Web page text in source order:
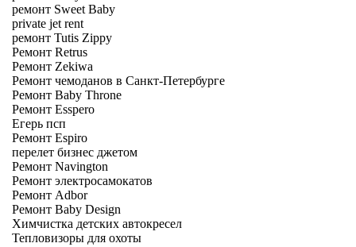
ремонт Sweet Baby
private jet rent
ремонт Tutis Zippy
Ремонт Retrus
Ремонт Zekiwa
Ремонт чемоданов в Санкт-Петербурге
Ремонт Baby Throne
Ремонт Esspero
Егерь псп
Ремонт Espiro
перелет бизнес джетом
Ремонт Navington
Ремонт электросамокатов
Ремонт Adbor
Ремонт Baby Design
Химчистка детских автокресел
Тепловизоры для охоты